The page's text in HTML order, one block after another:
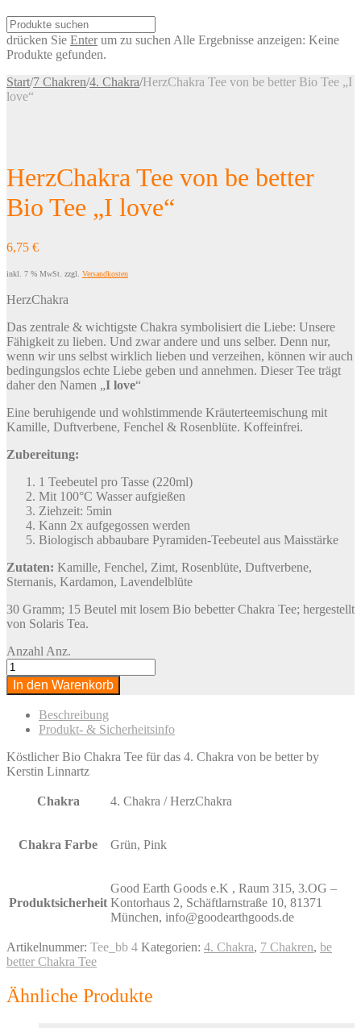
drücken Sie Enterum zu suchen Alle Ergebnisse anzeigen: Keine
Produkte gefunden.
Start/7 Chakren/4. Chakra/HerzChakra Tee von be better Bio Tee „I
love“
HerzChakra Tee von be better
Bio Tee „I love“
6,75 €
inkl. 7 % MwSt. zzgl. Versandkosten
HerzChakra
Das zentrale & wichtigste Chakra symbolisiert die Liebe: Unsere
Fähigkeit zu lieben. Und zwar andere und uns selber. Denn nur,
wenn wir uns selbst wirklich lieben und verzeihen, können wir auch
bedingungslos echte Liebe geben und annehmen. Dieser Tee trägt
daher den Namen „I love“
Eine beruhigende und wohlstimmende Kräuterteemischung mit
Kamille, Duftverbene, Fenchel & Rosenblüte. Koffeinfrei.
Zubereitung:
1 Teebeutel pro Tasse (220ml)
Mit 100°C Wasser aufgießen
Ziehzeit: 5min
Kann 2x aufgegossen werden
Biologisch abbaubare Pyramiden-Teebeutel aus Maisstärke
Zutaten: Kamille, Fenchel, Zimt, Rosenblüte, Duftverbene,
Sternanis, Kardamon, Lavendelblüte
30 Gramm; 15 Beutel mit losem Bio bebetter Chakra Tee; hergestellt
von Solaris Tea.
Anzahl Anz.
In den Warenkorb
Beschreibung
Produkt- & Sicherheitsinfo
Köstlicher Bio Chakra Tee für das 4. Chakra von be better by
Kerstin Linnartz
Chakra 4. Chakra / HerzChakra
Chakra Farbe Grün, Pink
Produktsicherheit
Good Earth Goods e.K , Raum 315, 3.OG –
Kontorhaus 2, Schäftlarnstraße 10, 81371
München, info@goodearthgoods.de
Artikelnummer: Tee_bb 4 Kategorien: 4. Chakra, 7 Chakren, be
better Chakra Tee
Ähnliche Produkte